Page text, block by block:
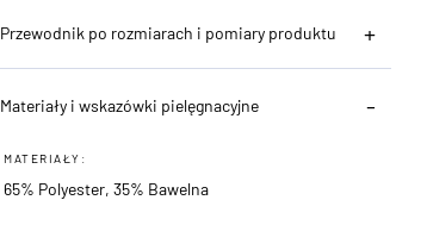
Przewodnik po rozmiarach i pomiary produktu
Materiały i wskazówki pielęgnacyjne
MATERIAŁY:
65% Polyester, 35% Bawelna